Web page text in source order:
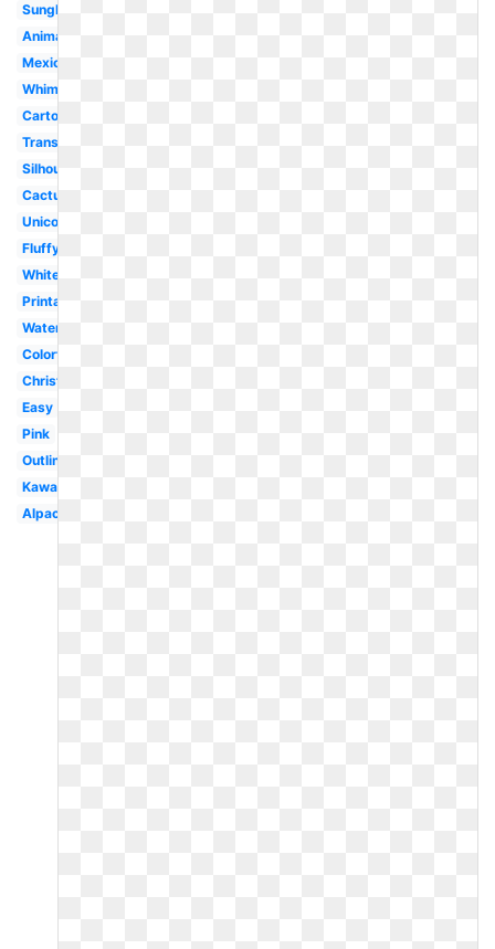
Sunglasses
Animated
Mexican
Whimsical
Cartoon
Transparent
Silhouette
Cactus
Unicorn
Fluffy
White
Printable
Watercolor
Colorful
Christmas
Easy
Pink
Outline
Kawaii
Alpaca